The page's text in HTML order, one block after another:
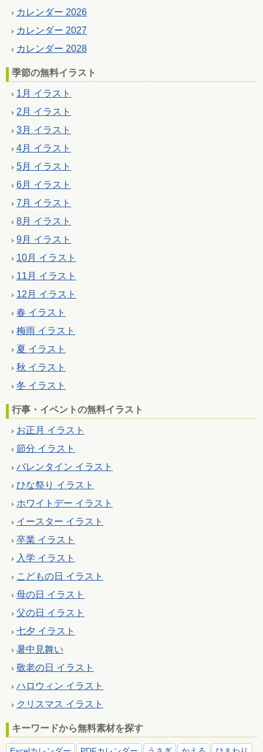
カレンダー 2026
カレンダー 2027
カレンダー 2028
季節の無料イラスト
1月 イラスト
2月 イラスト
3月 イラスト
4月 イラスト
5月 イラスト
6月 イラスト
7月 イラスト
8月 イラスト
9月 イラスト
10月 イラスト
11月 イラスト
12月 イラスト
春 イラスト
梅雨 イラスト
夏 イラスト
秋 イラスト
冬 イラスト
行事・イベントの無料イラスト
お正月 イラスト
節分 イラスト
バレンタイン イラスト
ひな祭り イラスト
ホワイトデー イラスト
イースター イラスト
卒業 イラスト
入学 イラスト
こどもの日 イラスト
母の日 イラスト
父の日 イラスト
七夕 イラスト
暑中見舞い
敬老の日 イラスト
ハロウィン イラスト
クリスマス イラスト
キーワードから無料素材を探す